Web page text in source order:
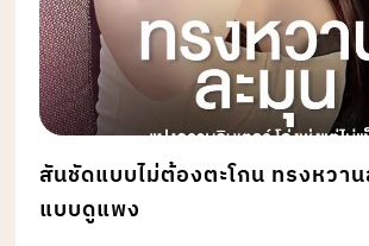
สันชัดแบบไม่ต้องตะโกน ทรงหวา
แบบดูแพง